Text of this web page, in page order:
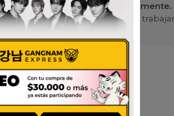
temporalmente.
¡Estamos